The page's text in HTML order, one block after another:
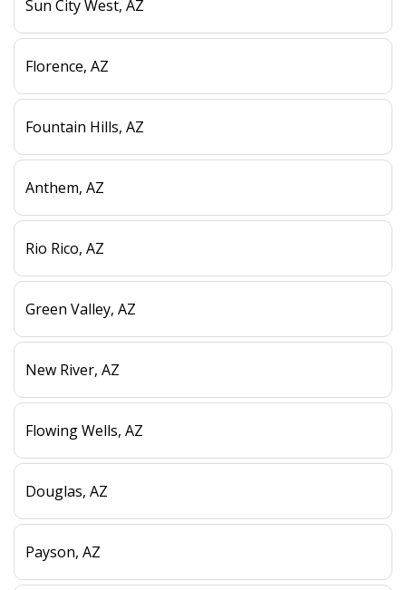
Sun City West, AZ
Florence, AZ
Fountain Hills, AZ
Anthem, AZ
Rio Rico, AZ
Green Valley, AZ
New River, AZ
Flowing Wells, AZ
Douglas, AZ
Payson, AZ